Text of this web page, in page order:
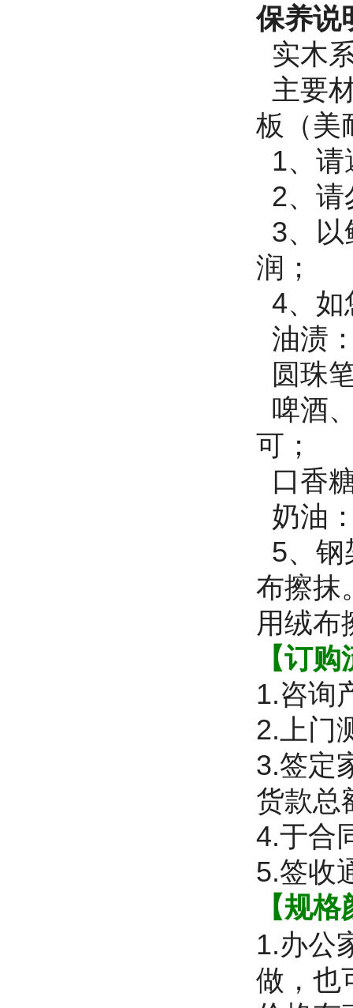
保养说
实木
主要
板（美
1、请
2、
3、以
润
4、如
油渍
圆珠
啤酒
可；
口香
奶油
5、钢
布擦抹
用绒
【订
1.咨询
2.上门
3.签定
货款总
4.于合
5.签收
【规
1.办公
做，也